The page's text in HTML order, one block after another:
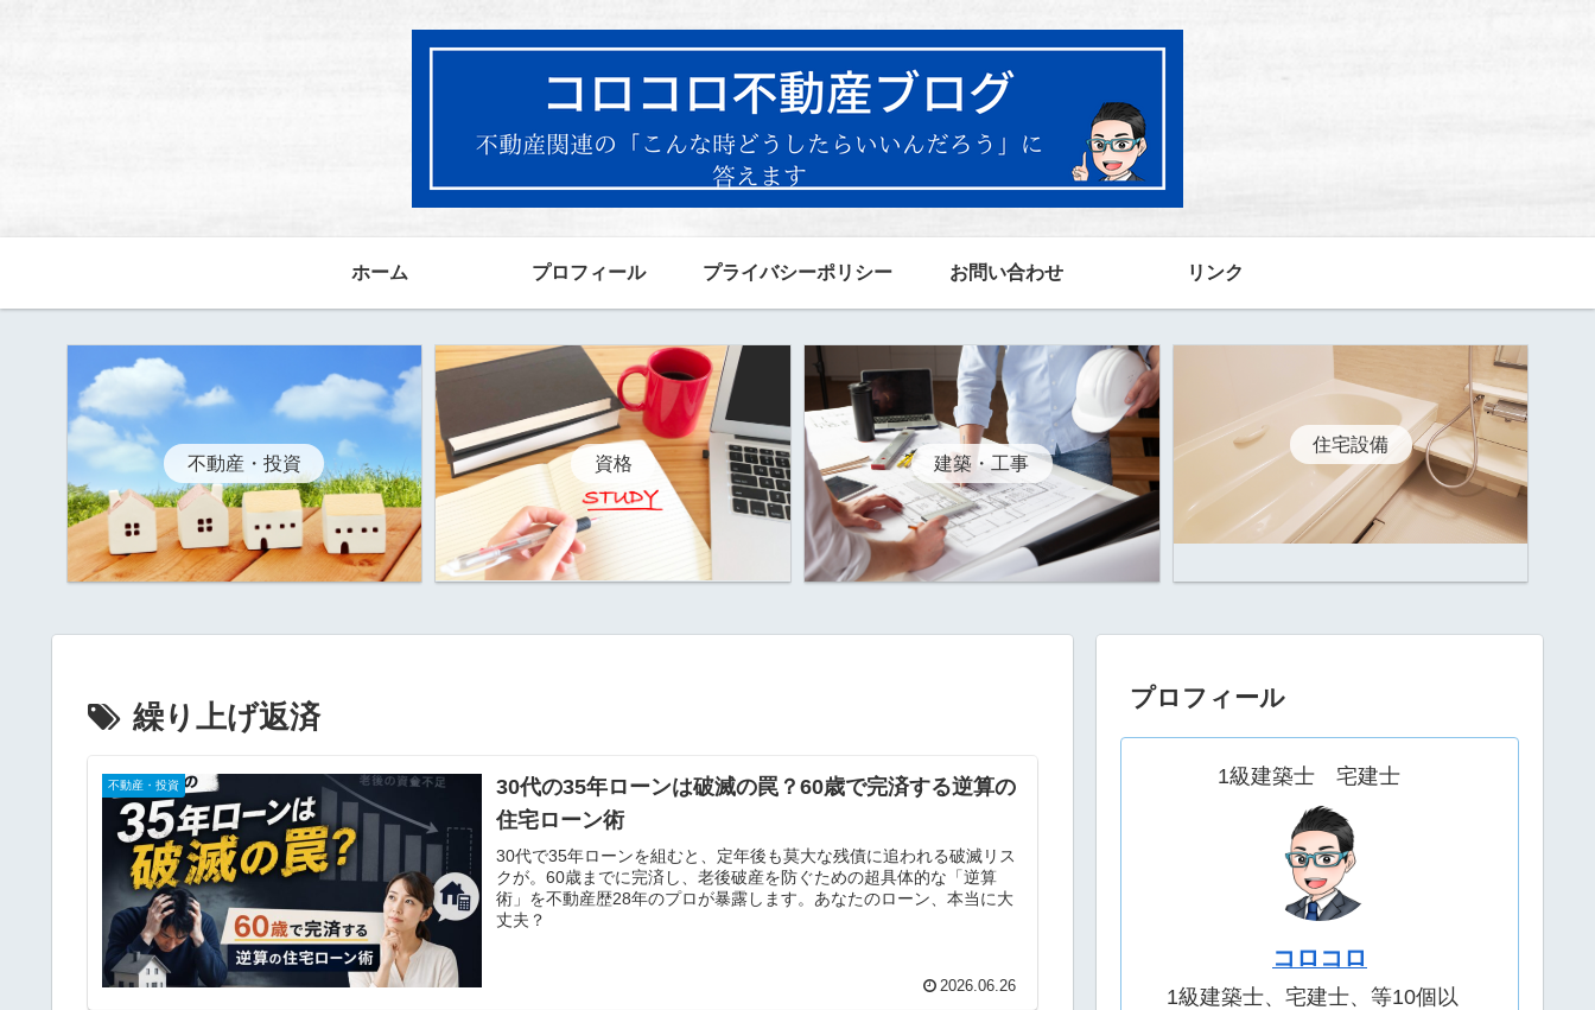
ホーム プロフィール プライバシーポリシー お問い合わせ リンク
不動産・投資 資格 建築・工事
住宅設備
繰り上げ返済
不動産・投資
30代の35年ローンは破滅の罠？60歳で完済する逆算の
住宅ローン術
30代で35年ローンを組むと、定年後も莫大な残債に追われる破滅リス
クが。60歳までに完済し、老後破産を防ぐための超具体的な「逆算
術」を不動産歴28年のプロが暴露します。あなたのローン、本当に大
丈夫？
2026.06.26
プロフィール
1級建築士 宅建士
コロコロ
1級建築士、宅建士、等10個以